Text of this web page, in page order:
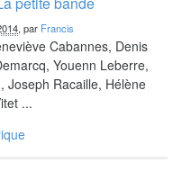
, par Francis
Cabannes, Denis
Youenn Leberre,
Joseph Racaille, Hélène
...